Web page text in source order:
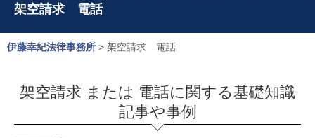
架空請求 電話
伊藤幸紀法律事務所 > 架空請求 電話
架空請求 または 電話に関する基礎知識
記事や事例